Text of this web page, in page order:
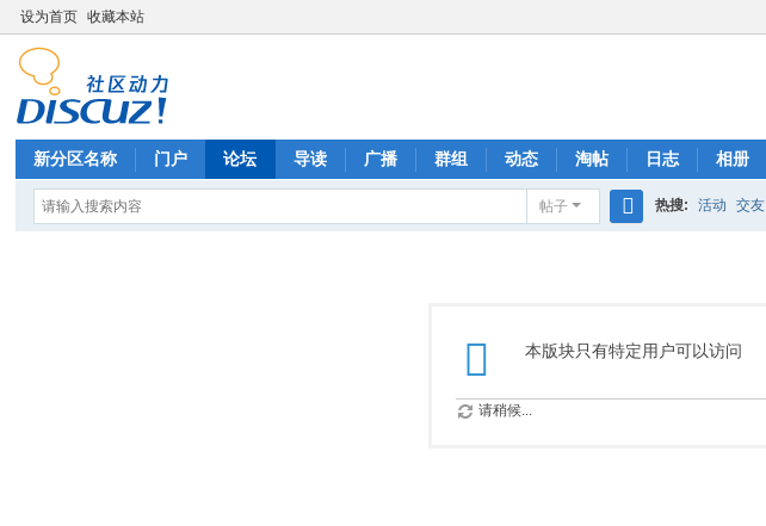
设为首页 收藏本站
新分区名称 门户 论坛 导读 广播 群组 动态 淘帖 日志 相册
帖子 热搜: 活动 交友
本版块只有特定用户可以访问
请稍候...